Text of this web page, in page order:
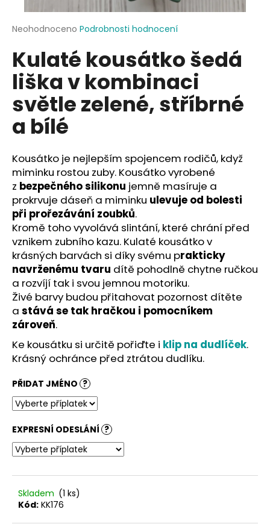
Průměrné
produktu
je
0,0
5
hvězdiček.
Neohodnoceno Podrobnosti hodnocení
Kulaté kousátko šedá
liška v kombinaci
světle zelené, stříbrné
a bílé
Kousátko je nejlepším spojencem rodičů, když
miminku rostou zuby. Kousátko vyrobené
z bezpečného silikonu jemně masíruje a
prokrvuje dáseň a miminku ulevuje od bolesti
při prořezávání zoubků.
Kromě toho vyvolává slintání, které chrání před
vznikem zubního kazu. Kulaté kousátko v
krásných barvách si díky svému prakticky
navrženému tvaru dítě pohodlně chytne ručkou
a rozvíjí tak i svou jemnou motoriku.
Živé barvy budou přitahovat pozornost dítěte
a stává se tak hračkou i pomocníkem
zároveň.
Ke kousátku si určitě pořiďte i klip na dudlíček.
Krásný ochránce před ztrátou dudlíku.
PŘIDAT JMÉNO ?
EXPRESNÍ ODESLÁNÍ ?
Skladem (1 ks)
Kód: KK176
j
t
?
D
o
p
o
r
u
č
u
j
e
m
e